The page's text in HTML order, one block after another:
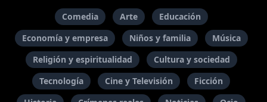
Comedia Arte
Educación
Economía y empresa
Niños y familia
Música
Religión y espiritualidad
Cultura y sociedad
Tecnología
Cine y Televisión
Ficción